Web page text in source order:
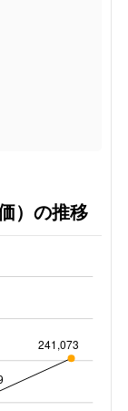
）の推移
241,073